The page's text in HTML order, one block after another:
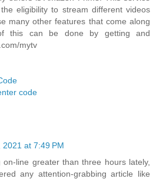
eligibility to stream different videos
many other features that come along
this can be done by getting and
mytv
code
2021 at 7:49 PM
line greater than three hours lately,
any attention-grabbing article like